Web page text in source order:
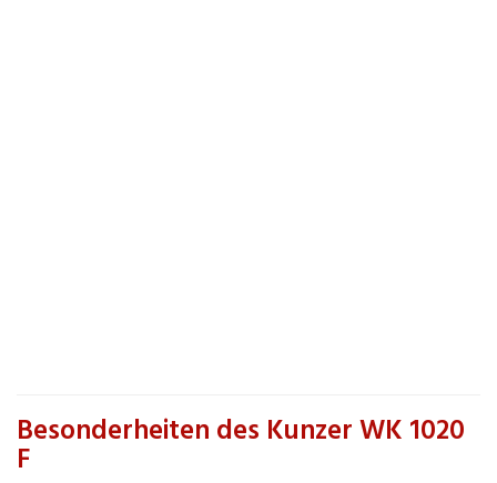
Besonderheiten des Kunzer WK 1020
F